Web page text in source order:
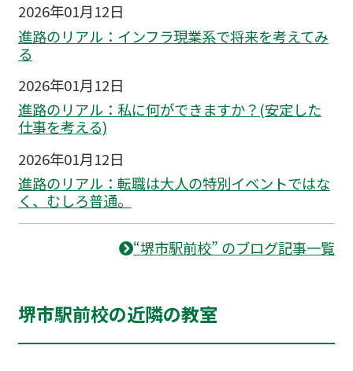
2026年01月12日
進路のリアル：インフラ現業系で将来を考えてみ
る
2026年01月12日
進路のリアル：私に何ができますか？(安定した
仕事を考える)
2026年01月12日
進路のリアル：転職は大人の特別イベントではな
く、むしろ普通。
“堺市駅前校” のブログ記事一覧
堺市駅前校の近隣の教室